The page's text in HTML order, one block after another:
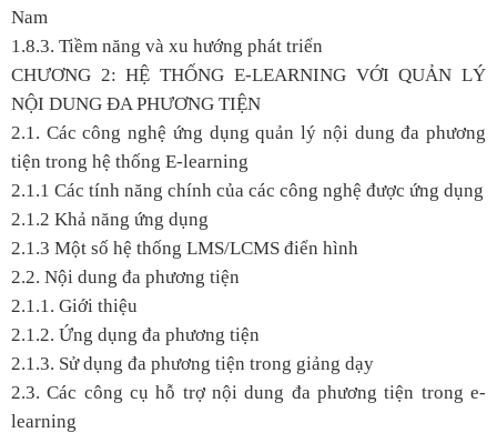
Nam
1.8.3. Tiềm năng và xu hướng phát triển
CHƯƠNG 2: HỆ THỐNG E-LEARNING VỚI QUẢN LÝ
NỘI DUNG ĐA PHƯƠNG TIỆN
2.1. Các công nghệ ứng dụng quản lý nội dung đa phương
tiện trong hệ thống E-learning
2.1.1 Các tính năng chính của các công nghệ được ứng dụng
2.1.2 Khả năng ứng dụng
2.1.3 Một số hệ thống LMS/LCMS điển hình
2.2. Nội dung đa phương tiện
2.1.1. Giới thiệu
2.1.2. Ứng dụng đa phương tiện
2.1.3. Sử dụng đa phương tiện trong giảng dạy
2.3. Các công cụ hỗ trợ nội dung đa phương tiện trong e-
learning